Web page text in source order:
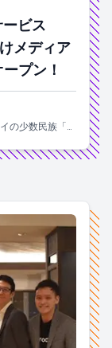
ビス
メディア
ープン！
の少数民族「カ
ものは、お酒と